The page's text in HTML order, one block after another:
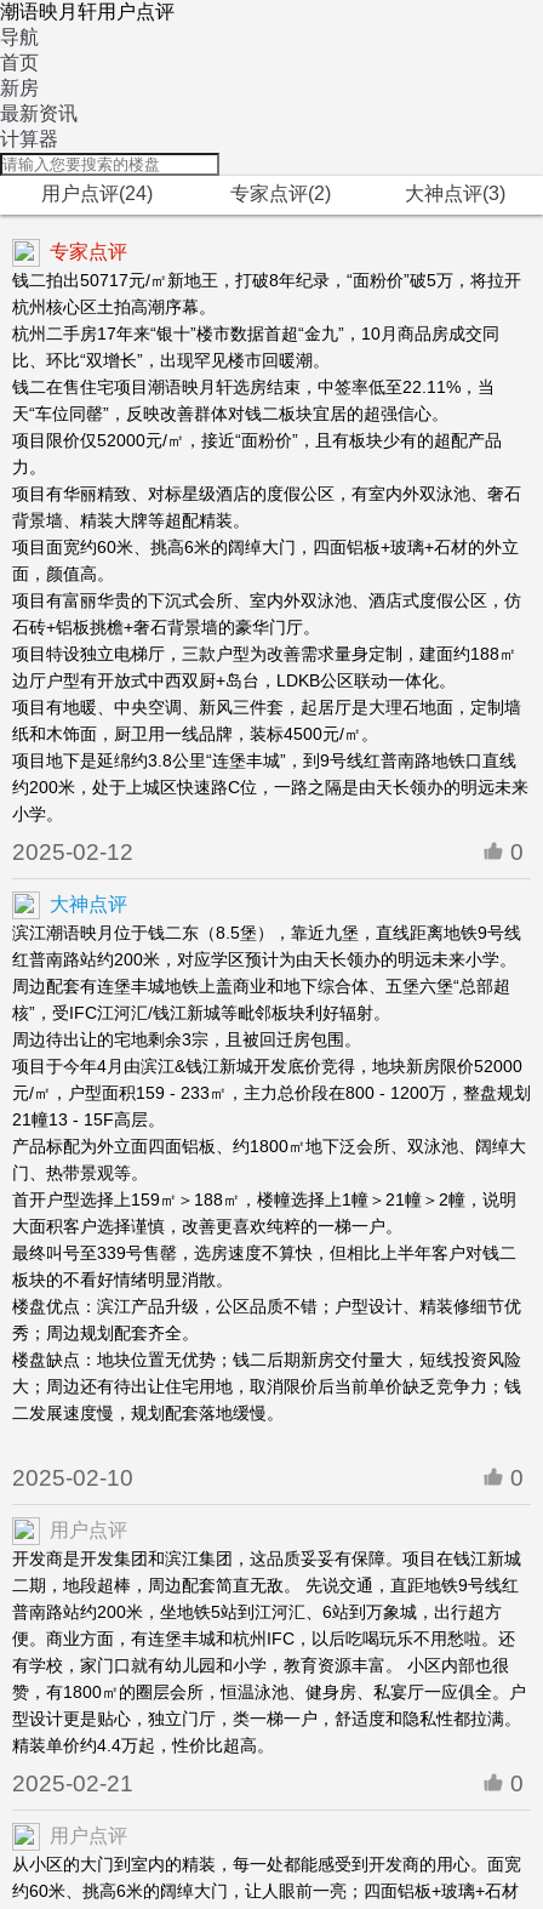
潮语映月轩用户点评
导航
首页
新房
最新资讯
计算器
用户点评(24) 专家点评(2) 大神点评(3)
专家点评
钱二拍出50717元/㎡新地王，打破8年纪录，“面粉价”破5万，将拉开
杭州核心区土拍高潮序幕。
杭州二手房17年来“银十”楼市数据首超“金九”，10月商品房成交同
比、环比“双增长”，出现罕见楼市回暖潮。
钱二在售住宅项目潮语映月轩选房结束，中签率低至22.11%，当
天“车位同罄”，反映改善群体对钱二板块宜居的超强信心。
项目限价仅52000元/㎡，接近“面粉价”，且有板块少有的超配产品
力。
项目有华丽精致、对标星级酒店的度假公区，有室内外双泳池、奢石
背景墙、精装大牌等超配精装。
项目面宽约60米、挑高6米的阔绰大门，四面铝板+玻璃+石材的外立
面，颜值高。
项目有富丽华贵的下沉式会所、室内外双泳池、酒店式度假公区，仿
石砖+铝板挑檐+奢石背景墙的豪华门厅。
项目特设独立电梯厅，三款户型为改善需求量身定制，建面约188㎡
边厅户型有开放式中西双厨+岛台，LDKB公区联动一体化。
项目有地暖、中央空调、新风三件套，起居厅是大理石地面，定制墙
纸和木饰面，厨卫用一线品牌，装标4500元/㎡。
项目地下是延绵约3.8公里“连堡丰城”，到9号线红普南路地铁口直线
约200米，处于上城区快速路C位，一路之隔是由天长领办的明远未来
小学。
2025-02-12 0
大神点评
滨江潮语映月位于钱二东（8.5堡），靠近九堡，直线距离地铁9号线
红普南路站约200米，对应学区预计为由天长领办的明远未来小学。
周边配套有连堡丰城地铁上盖商业和地下综合体、五堡六堡“总部超
核”，受IFC江河汇/钱江新城等毗邻板块利好辐射。
周边待出让的宅地剩余3宗，且被回迁房包围。
项目于今年4月由滨江&钱江新城开发底价竞得，地块新房限价52000
元/㎡，户型面积159 - 233㎡，主力总价段在800 - 1200万，整盘规划
21幢13 - 15F高层。
产品标配为外立面四面铝板、约1800㎡地下泛会所、双泳池、阔绰大
门、热带景观等。
首开户型选择上159㎡＞188㎡，楼幢选择上1幢＞21幢＞2幢，说明
大面积客户选择谨慎，改善更喜欢纯粹的一梯一户。
最终叫号至339号售罄，选房速度不算快，但相比上半年客户对钱二
板块的不看好情绪明显消散。
楼盘优点：滨江产品升级，公区品质不错；户型设计、精装修细节优
秀；周边规划配套齐全。
楼盘缺点：地块位置无优势；钱二后期新房交付量大，短线投资风险
大；周边还有待出让住宅用地，取消限价后当前单价缺乏竞争力；钱
二发展速度慢，规划配套落地缓慢。
2025-02-10 0
用户点评
开发商是开发集团和滨江集团，这品质妥妥有保障。项目在钱江新城
二期，地段超棒，周边配套简直无敌。 先说交通，直距地铁9号线红
普南路站约200米，坐地铁5站到江河汇、6站到万象城，出行超方
便。商业方面，有连堡丰城和杭州IFC，以后吃喝玩乐不用愁啦。还
有学校，家门口就有幼儿园和小学，教育资源丰富。 小区内部也很
赞，有1800㎡的圈层会所，恒温泳池、健身房、私宴厅一应俱全。户
型设计更是贴心，独立门厅，类一梯一户，舒适度和隐私性都拉满。
精装单价约4.4万起，性价比超高。
2025-02-21 0
用户点评
从小区的大门到室内的精装，每一处都能感受到开发商的用心。面宽
约60米、挑高6米的阔绰大门，让人眼前一亮；四面铝板+玻璃+石材